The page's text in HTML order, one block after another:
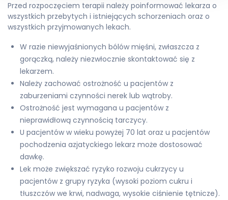
Przed rozpoczęciem terapii należy poinformować lekarza o
wszystkich przebytych i istniejących schorzeniach oraz o
wszystkich przyjmowanych lekach.
W razie niewyjaśnionych bólów mięśni, zwłaszcza z
gorączką, należy niezwłocznie skontaktować się z
lekarzem.
Należy zachować ostrożność u pacjentów z
zaburzeniami czynności nerek lub wątroby.
Ostrożność jest wymagana u pacjentów z
nieprawidłową czynnością tarczycy.
U pacjentów w wieku powyżej 70 lat oraz u pacjentów
pochodzenia azjatyckiego lekarz może dostosować
dawkę.
Lek może zwiększać ryzyko rozwoju cukrzycy u
pacjentów z grupy ryzyka (wysoki poziom cukru i
tłuszczów we krwi, nadwaga, wysokie ciśnienie tętnicze).